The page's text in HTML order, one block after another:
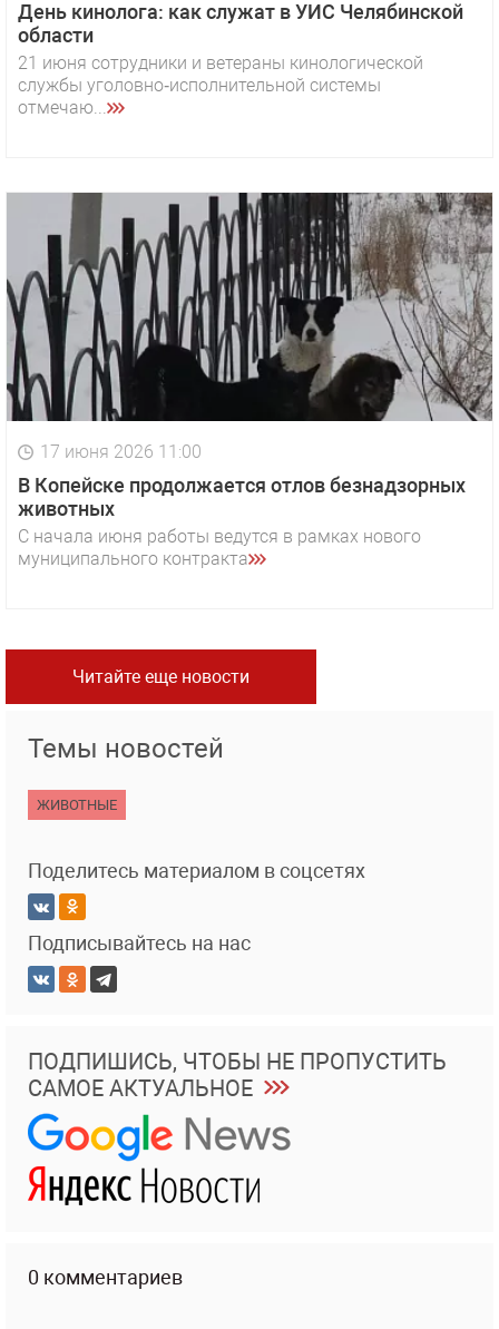
День кинолога: как служат в УИС Челябинской
области
21 июня сотрудники и ветераны кинологической
службы уголовно‑исполнительной системы
отмечаю...
17 июня 2026 11:00
В Копейске продолжается отлов безнадзорных
животных
С начала июня работы ведутся в рамках нового
муниципального контракта
Читайте еще новости
Темы новостей
ЖИВОТНЫЕ
Поделитесь материалом в соцсетях
Подписывайтесь на нас
ПОДПИШИСЬ, ЧТОБЫ НЕ ПРОПУСТИТЬ
САМОЕ АКТУАЛЬНОЕ
0 комментариев